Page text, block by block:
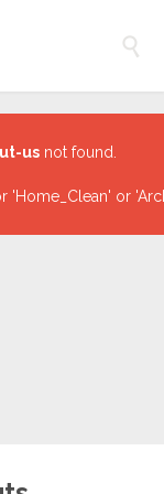

us not found.
'Home_Clean' or